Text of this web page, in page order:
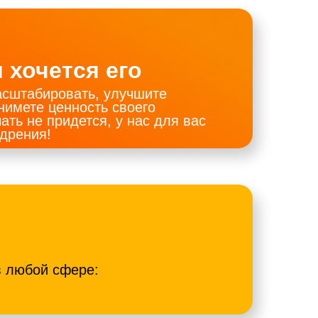
его
улучшите
ценность своего
не придется, у нас для вас
любой сфере: